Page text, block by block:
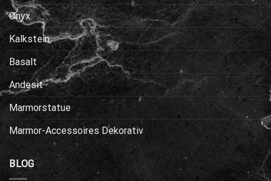
Onyx
Kalkstein
Basalt
Andesit
Marmorstatue
Marmor-Accessoires Dekorativ
BLOG